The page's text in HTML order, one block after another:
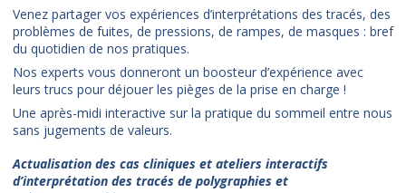
Venez partager vos expériences d’interprétations des tracés, des
problèmes de fuites, de pressions, de rampes, de masques : bref
du quotidien de nos pratiques.
Nos experts vous donneront un boosteur d’expérience avec
leurs trucs pour déjouer les pièges de la prise en charge !
Une après-midi interactive sur la pratique du sommeil entre nous
sans jugements de valeurs.
Actualisation des cas cliniques et ateliers interactifs
d’interprétation des tracés de polygraphies et